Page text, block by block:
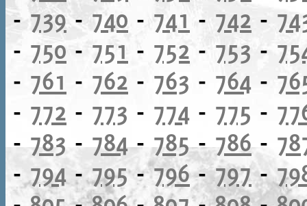
-739-740 - 741 - 742 -
- 750 - 751 - 752 - 753 -
- 761 - 762 - 763 - 764 -
- 772 - 773 - 774 - 775 -
-783 -784-785-786-
- 794 -795-796-797-